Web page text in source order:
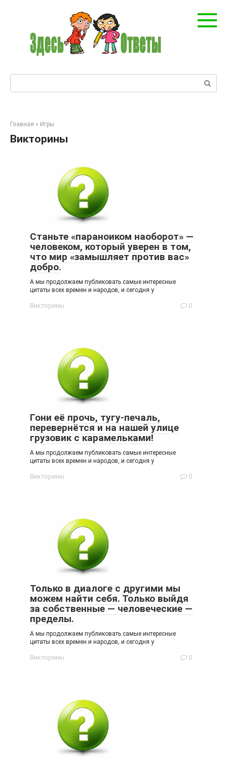
Поиск:
Главная » Игры
Викторины
Станьте «параноиком наоборот» —
человеком, который уверен в том,
что мир «замышляет против вас»
добро.
А мы продолжаем публиковать самые интересные
цитаты всех времен и народов, и сегодня у
Викторины 0
Гони её прочь, тугу-печаль,
перевернётся и на нашей улице
грузовик с карамельками!
А мы продолжаем публиковать самые интересные
цитаты всех времен и народов, и сегодня у
Викторины 0
Только в диалоге с другими мы
можем найти себя. Только выйдя
за собственные — человеческие —
пределы.
А мы продолжаем публиковать самые интересные
цитаты всех времен и народов, и сегодня у
Викторины 0